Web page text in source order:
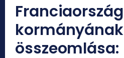
Franciaország
kormányának
összeomlása: